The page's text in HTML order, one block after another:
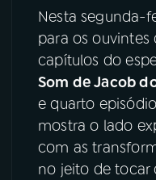
PRÊMIO RÁDIO
ACOMPANHE A RÁDIO MEC
YouTube
Nesta segunda-
para os ouvintes
capítulos do
Som de Jacob
e quarto
mostra o lado
com as
no jeito de tocar